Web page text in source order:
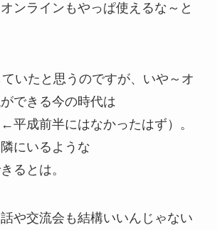
ンラインもやっぱ使えるな～と
いたと思うのですが、いや～オ
できる今の時代は
平成前半にはなかったはず）。
にいるような
るとは。
や交流会も結構いいんじゃない